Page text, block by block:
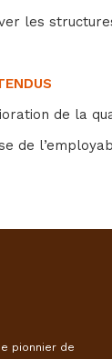
les
de la
de
pionnier de